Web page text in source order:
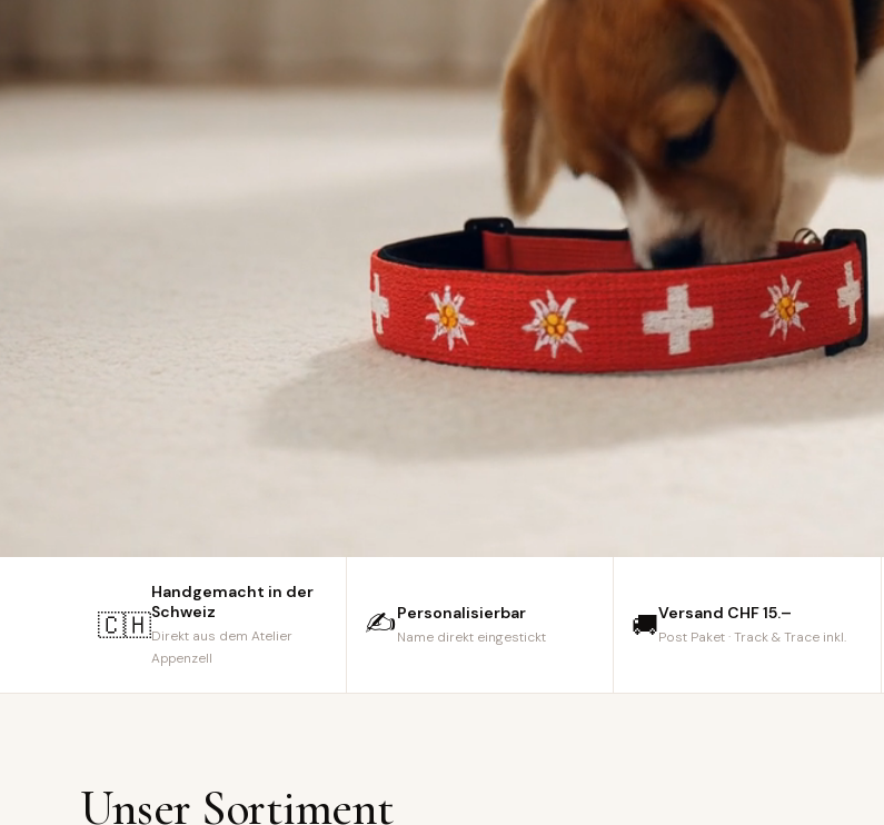
🇨🇭
Handgemacht in der
Schweiz
Direkt aus dem Atelier
Appenzell
✍️Personalisierbar
Name direkt eingestickt 🚚Versand CHF 15.–
Post Paket · Track & Trace inkl.
Unser Sortiment